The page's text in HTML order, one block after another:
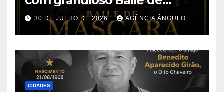
Máscaras em Suzano
30 DE JULHO DE 2026 AGÊNCIA ÂNGULO
CIDADES